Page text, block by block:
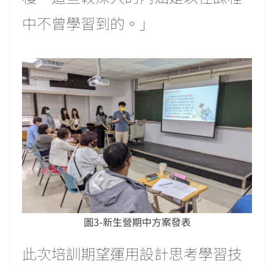
中不曾學習到的。」
圖3-新生營期中方案發表
此次培訓期望運用設計思考學習技